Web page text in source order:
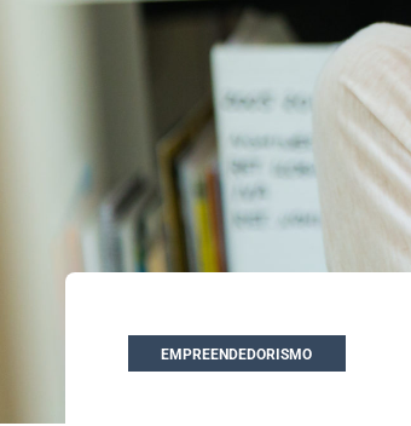
EMPREENDEDORISMO